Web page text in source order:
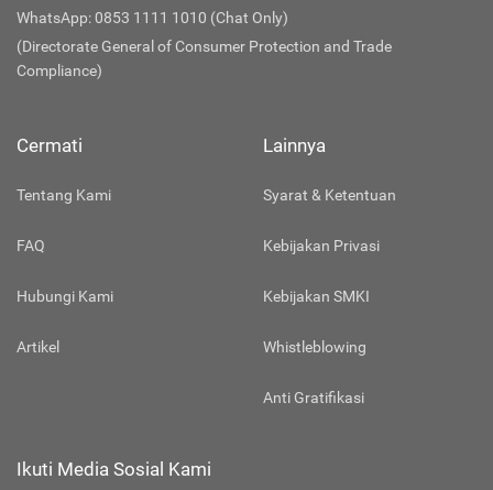
WhatsApp: 0853 1111 1010 (Chat Only)
(Directorate General of Consumer Protection and Trade
Compliance)
Cermati
Tentang Kami
FAQ
Hubungi Kami
Artikel
Lainnya
Syarat & Ketentuan
Kebijakan Privasi
Kebijakan SMKI
Whistleblowing
Anti Gratifikasi
Ikuti Media Sosial Kami